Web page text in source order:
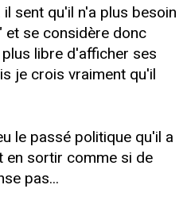
sent qu'il n'a plus besoin
se considère donc
libre d'afficher ses
je crois vraiment qu'il
le passé politique qu'il a
en sortir comme si de
pas...